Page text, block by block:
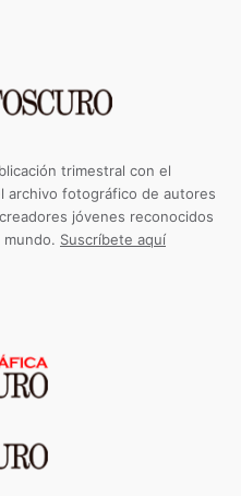
trimestral con el
archivo fotográfico de autores
jóvenes reconocidos
Suscríbete aquí